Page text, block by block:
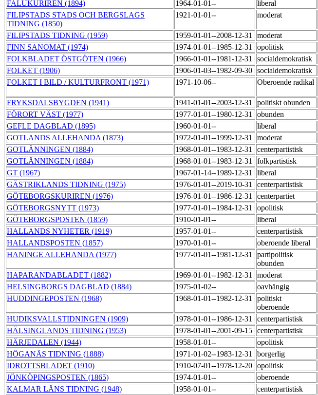
FALUKURIREN (1894) 1964-01-01-- liberal
FILIPSTADS STADS OCH BERGSLAGS
TIDNING (1850)
1921-01-01-- moderat
FILIPSTADS TIDNING (1959) 1959-01-01--2008-12-31 moderat
FINN SANOMAT (1974) 1974-01-01--1985-12-31 opolitisk
FOLKBLADET ÖSTGÖTEN (1966) 1966-01-01--1981-12-31 socialdemokratisk
FOLKET (1906) 1906-01-03--1982-09-30 socialdemokratisk
FOLKET I BILD / KULTURFRONT (1971) 1971-10-06-- Oberoende radikal
FRYKSDALSBYGDEN (1941) 1941-01-01--2003-12-31 politiskt obunden
FÖRORT VÄST (1977) 1977-01-01--1980-12-31 obunden
GEFLE DAGBLAD (1895) 1960-01-01-- liberal
GOTLANDS ALLEHANDA (1873) 1972-01-01--1999-12-31 moderat
GOTLÄNNINGEN (1884) 1968-01-01--1983-12-31 centerpartistisk
GOTLÄNNINGEN (1884) 1968-01-01--1983-12-31 folkpartistisk
GT (1967) 1967-01-14--1989-12-31 liberal
GÄSTRIKLANDS TIDNING (1975) 1976-01-01--2019-10-31 centerpartistisk
GÖTEBORGSKURIREN (1976) 1976-01-01--1986-12-31 centerpartiet
GÖTEBORGSNYTT (1973) 1977-01-01--1984-12-31 opolitisk
GÖTEBORGSPOSTEN (1859) 1910-01-01-- liberal
HALLANDS NYHETER (1919) 1957-01-01-- centerpartistisk
HALLANDSPOSTEN (1857) 1970-01-01-- oberoende liberal
HANINGE ALLEHANDA (1977) 1977-01-01--1981-12-31
partipolitisk
obunden
HAPARANDABLADET (1882) 1969-01-01--1982-12-31 moderat
HELSINGBORGS DAGBLAD (1884) 1975-01-02-- oavhängig
HUDDINGEPOSTEN (1968) 1968-01-01--1982-12-31
politiskt
oberoende
HUDIKSVALLSTIDNINGEN (1909) 1978-01-01--1986-12-31 centerpartistisk
HÄLSINGLANDS TIDNING (1953) 1978-01-01--2001-09-15 centerpartistisk
HÄRJEDALEN (1944) 1958-01-01-- opolitisk
HÖGANÄS TIDNING (1888) 1971-01-02--1983-12-31 borgerlig
IDROTTSBLADET (1910) 1910-07-01--1978-12-20 opolitisk
JÖNKÖPINGSPOSTEN (1865) 1974-01-01-- oberoende
KALMAR LÄNS TIDNING (1948) 1958-01-01-- centerpartistisk